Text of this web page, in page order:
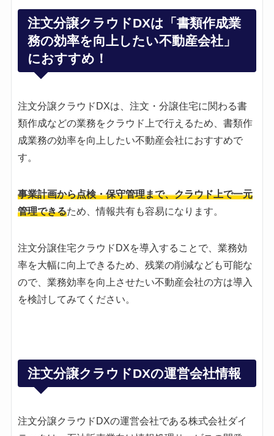
注文分譲クラウドDXは「書類作成業
務の効率を向上したい不動産会社」
におすすめ！
注文分譲クラウドDXは、注文・分譲住宅に関わる書
類作成などの業務をクラウド上で行えるため、書類作
成業務の効率を向上したい不動産会社におすすめで
す。
事業計画から点検・保守管理まで、クラウド上で一元
管理できるため、情報共有も容易になります。
注文分譲住宅クラウドDXを導入することで、業務効
率を大幅に向上できるため、残業の削減なども可能な
ので、業務効率を向上させたい不動産会社の方は導入
を検討してみてください。
注文分譲クラウドDXの運営会社情報
注文分譲クラウドDXの運営会社である株式会社ダイ